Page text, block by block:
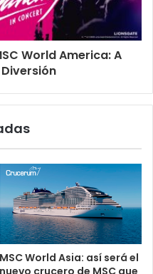
World America: A
MSC World Asia: así será el
nuevo crucero de MSC que